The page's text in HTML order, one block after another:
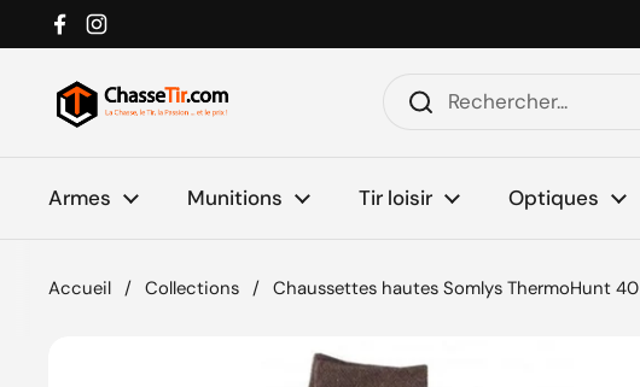
Passer au contenu
Facebook
Instagram
Armes Munitions Tir loisir Optiques
Accueil / Collections / Chaussettes hautes Somlys ThermoHunt 40